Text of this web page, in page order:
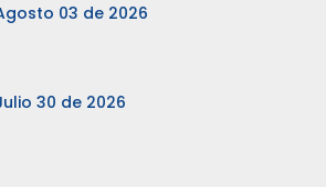
03 de 2026
30 de 2026